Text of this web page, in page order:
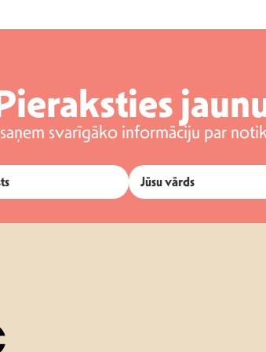
svarīgāko informāciju par